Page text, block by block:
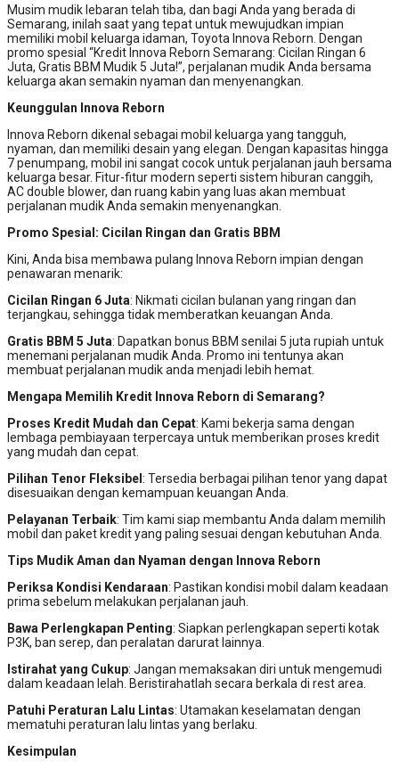
Musim mudik lebaran telah tiba, dan bagi Anda yang berada di
Semarang, inilah saat yang tepat untuk mewujudkan impian
memiliki mobil keluarga idaman, Toyota Innova Reborn. Dengan
promo spesial “Kredit Innova Reborn Semarang: Cicilan Ringan 6
Juta, Gratis BBM Mudik 5 Juta!”, perjalanan mudik Anda bersama
keluarga akan semakin nyaman dan menyenangkan.
Keunggulan Innova Reborn
Innova Reborn dikenal sebagai mobil keluarga yang tangguh,
nyaman, dan memiliki desain yang elegan. Dengan kapasitas hingga
7 penumpang, mobil ini sangat cocok untuk perjalanan jauh bersama
keluarga besar. Fitur-fitur modern seperti sistem hiburan canggih,
AC double blower, dan ruang kabin yang luas akan membuat
perjalanan mudik Anda semakin menyenangkan.
Promo Spesial: Cicilan Ringan dan Gratis BBM
Kini, Anda bisa membawa pulang Innova Reborn impian dengan
penawaran menarik:
Cicilan Ringan 6 Juta: Nikmati cicilan bulanan yang ringan dan
terjangkau, sehingga tidak memberatkan keuangan Anda.
Gratis BBM 5 Juta: Dapatkan bonus BBM senilai 5 juta rupiah untuk
menemani perjalanan mudik Anda. Promo ini tentunya akan
membuat perjalanan mudik anda menjadi lebih hemat.
Mengapa Memilih Kredit Innova Reborn di Semarang?
Proses Kredit Mudah dan Cepat: Kami bekerja sama dengan
lembaga pembiayaan terpercaya untuk memberikan proses kredit
yang mudah dan cepat.
Pilihan Tenor Fleksibel : Tersedia berbagai pilihan tenor yang dapat
disesuaikan dengan kemampuan keuangan Anda.
Pelayanan Terbaik: Tim kami siap membantu Anda dalam memilih
mobil dan paket kredit yang paling sesuai dengan kebutuhan Anda.
Tips Mudik Aman dan Nyaman dengan Innova Reborn
Periksa Kondisi Kendaraan: Pastikan kondisi mobil dalam keadaan
prima sebelum melakukan perjalanan jauh.
Bawa Perlengkapan Penting: Siapkan perlengkapan seperti kotak
P3K, ban serep, dan peralatan darurat lainnya.
Istirahat yang Cukup: Jangan memaksakan diri untuk mengemudi
dalam keadaan lelah. Beristirahatlah secara berkala di rest area.
Patuhi Peraturan Lalu Lintas: Utamakan keselamatan dengan
mematuhi peraturan lalu lintas yang berlaku.
Kesimpulan